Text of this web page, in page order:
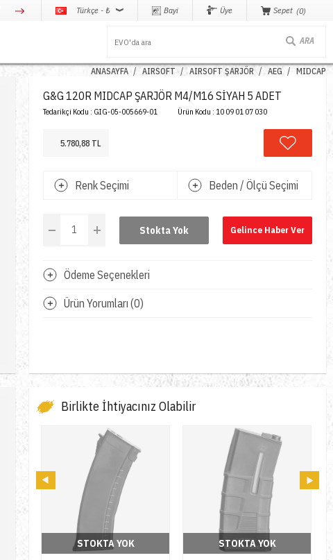
Türkçe - ₺ Bayi Üye Sepet 0
ANASAYFA AIRSOFT AIRSOFT ŞARJÖR AEG MIDCAP
G&G 120R MIDCAP ŞARJÖR M4/M16 SİYAH 5 ADET
Tedarikçi Kodu : GIG-05-005669-01 Ürün Kodu : 10 09 01 07 030
5.780,88 TL
Renk Seçimi Beden / Ölçü Seçimi
Stokta Yok Gelince Haber Ver
Ödeme Seçenekleri
Ürün Yorumları (0)
Birlikte İhtiyacınız Olabilir
STOKTA YOK STOKTA YOK